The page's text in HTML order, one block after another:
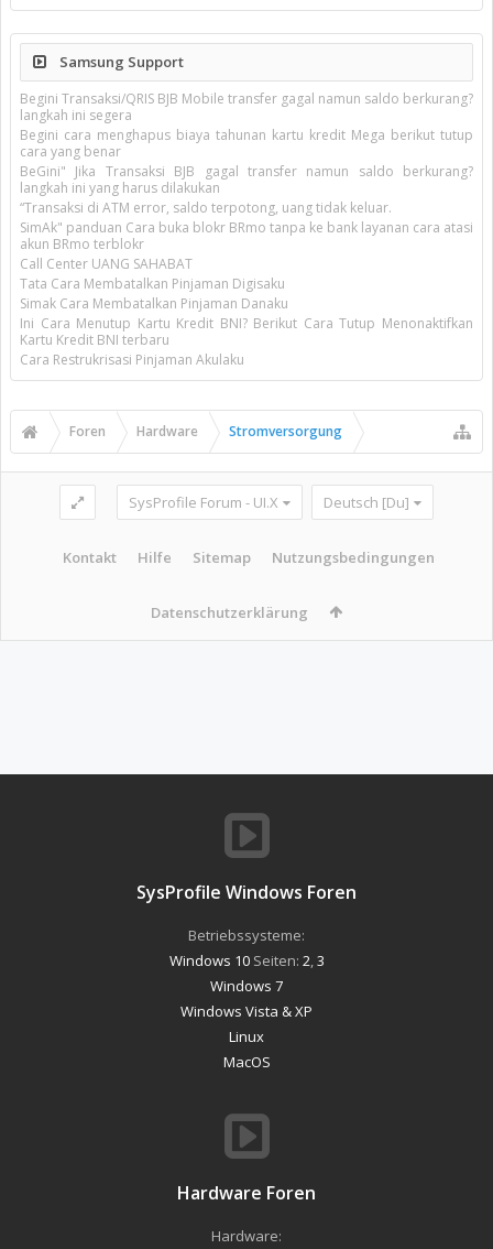
Samsung Support
Begini Transaksi/QRIS BJB Mobile transfer gagal namun saldo berkurang?
langkah ini segera
Begini cara menghapus biaya tahunan kartu kredit Mega berikut tutup
cara yang benar
BeGini" Jika Transaksi BJB gagal transfer namun saldo berkurang?
langkah ini yang harus dilakukan
“Transaksi di ATM error, saldo terpotong, uang tidak keluar.
SimAk" panduan Cara buka blokr BRmo tanpa ke bank layanan cara atasi
akun BRmo terblokr
Call Center UANG SAHABAT
Tata Cara Membatalkan Pinjaman Digisaku
Simak Cara Membatalkan Pinjaman Danaku
Ini Cara Menutup Kartu Kredit BNI? Berikut Cara Tutup Menonaktifkan
Kartu Kredit BNI terbaru
Cara Restrukrisasi Pinjaman Akulaku
Foren Hardware Stromversorgung
SysProfile Forum - UI.X Deutsch [Du]
Kontakt Hilfe Sitemap Nutzungsbedingungen
Datenschutzerklärung
SysProfile Windows Foren
Betriebssysteme:
Windows 10Seiten: 2 3
Windows 7
Windows Vista & XP
Linux
MacOS
Hardware Foren
Hardware: